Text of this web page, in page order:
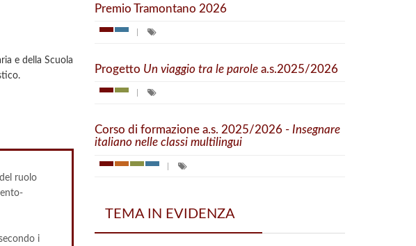
e della Scuola
ruolo
i
Premio Tramontano 2026
Progetto Un viaggio tra le parole a.s.2025/2026
Corso di formazione a.s. 2025/2026 - Insegnare
italiano nelle classi multilingui
TEMA IN EVIDENZA